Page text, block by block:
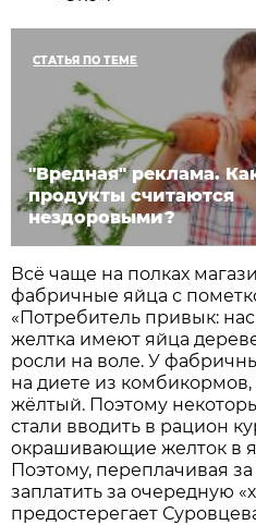
СТАТЬЯ ПО ТЕМЕ
"Вредная" реклама.
продукты считаются
нездоровыми?
Всё чаще на полках
фабричные яйца с
«Потребитель привык:
желтка имеют яйца
росли на воле. У
на диете из комбикормов,
жёлтый. Поэтому
стали вводить в рацион
окрашивающие желток в
Поэтому, переплачивая
заплатить за очередную
предостерегает